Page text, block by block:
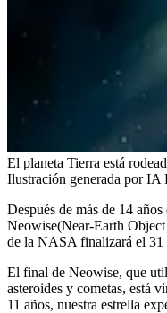
El planeta Tierra está
Ilustración generada por IA
Después de más de 14
Neowise(Near-Earth
de la NASA finalizará el 31
El final de Neowise, que
asteroides y cometas, está
11 años, nuestra estrella